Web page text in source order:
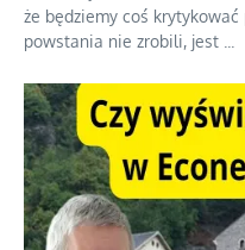
że będziemy coś
powstania nie zrobili, jest